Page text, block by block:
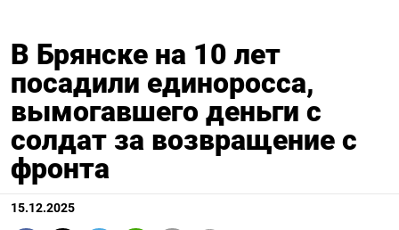
В Брянске на 10 лет
посадили единоросса,
вымогавшего деньги с
солдат за возвращение с
фронта
15.12.2025